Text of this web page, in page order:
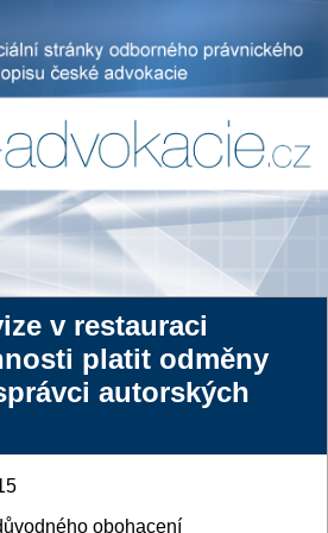
v restauraci
platit odměny
autorských
obohacení